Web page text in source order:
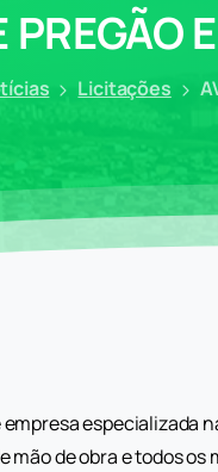
PREGÃO
Licitações
especializada
mão de obra e todos